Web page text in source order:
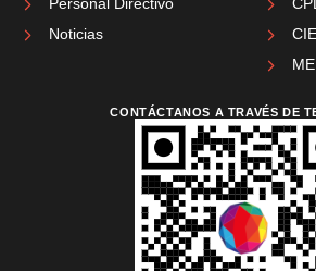
Noticias
CONTÁCTANOS A TRAVÉS DE